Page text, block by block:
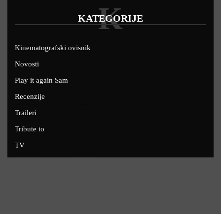
KATEGORIJE
K
Kinematografski ovisnik
Novosti
Play it again Sam
Recenzije
Traileri
Tribute to
TV